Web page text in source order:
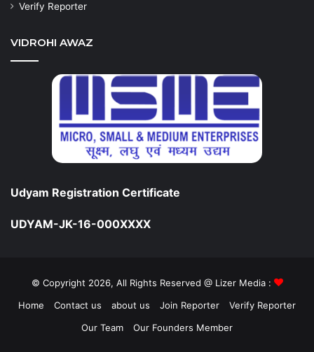
Verify Reporter
VIDROHI AWAZ
Udyam Registration Certificate
UDYAM-JK-16-000XXXX
© Copyright 2026, All Rights Reserved @ Lizer Media :
Home
Contact us about us Join Reporter
Verify Reporter
Our Team
Our Founders Member